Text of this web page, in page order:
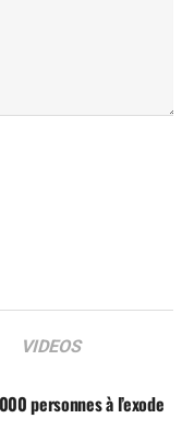
VIDEOS
personnes à l’exode